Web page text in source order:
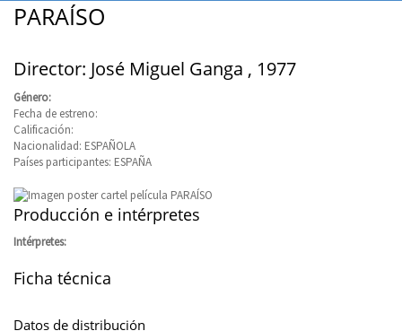
PARAÍSO
Director: José Miguel Ganga , 1977
Género:
Fecha de estreno:
Calificación:
Nacionalidad: ESPAÑOLA
Países participantes: ESPAÑA
Producción e intérpretes
Intérpretes:
Ficha técnica
Datos de distribución